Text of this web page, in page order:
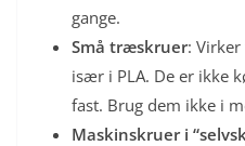
gange.
Små træskruer:
især i PLA. De er ikke
fast. Brug dem ikke i
Maskinskruer i